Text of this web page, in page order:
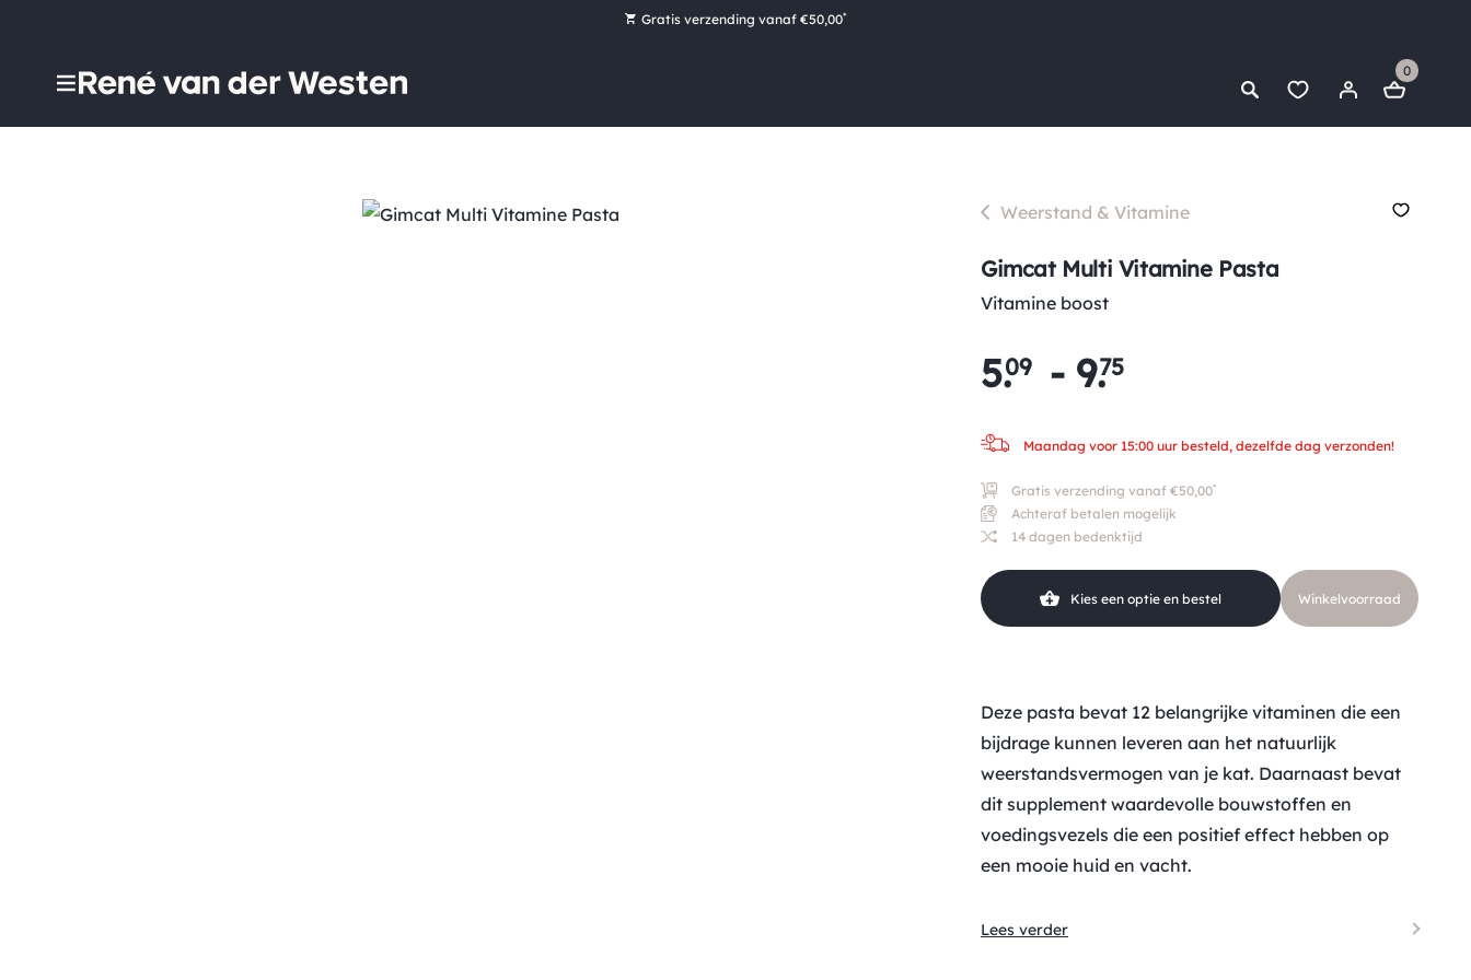
Gratis verzending vanaf €50,00*
0
Weerstand & Vitamine
Gimcat Multi Vitamine Pasta
Vitamine boost
5.09 - 9.75
Maandag voor 15:00 uur besteld, dezelfde dag verzonden!
Gratis verzending vanaf €50,00*
Achteraf betalen mogelijk
14 dagen bedenktijd
Kies een optie en bestel Winkelvoorraad
Deze pasta bevat 12 belangrijke vitaminen die een
bijdrage kunnen leveren aan het natuurlijk
weerstandsvermogen van je kat. Daarnaast bevat
dit supplement waardevolle bouwstoffen en
voedingsvezels die een positief effect hebben op
een mooie huid en vacht.
Lees verder